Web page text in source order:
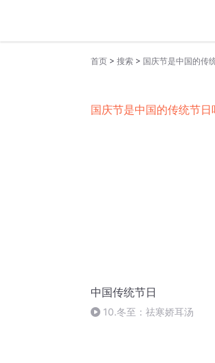
首页 > 搜索 > 国庆节是中国的传
国庆节是中国的传统节日
中国传统节日
10.冬至：祛寒娇耳汤